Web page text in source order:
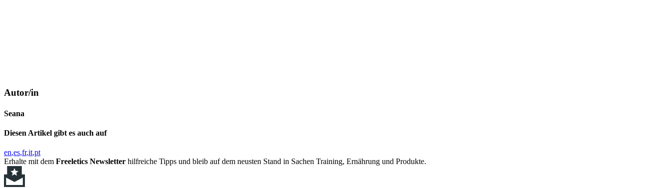
Autor/in
Seana
Diesen Artikel gibt es auch auf
en es fr it pt
Erhalte mit dem Freeletics Newsletter hilfreiche Tipps und bleib auf dem neusten Stand in Sachen Training, Ernährung und Produkte.